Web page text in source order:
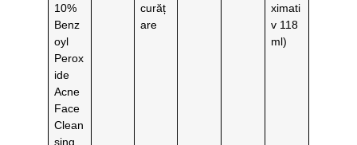
10%
Benz
oyl
Perox
ide
Acne
Face
Clean
sing
curăț
are
ximati
v 118
ml)